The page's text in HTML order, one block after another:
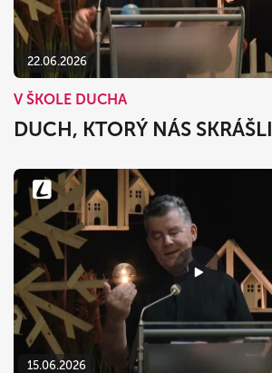
22.06.2026
V ŠKOLE DUCHA
DUCH, KTORÝ NÁS SKRÁŠLI
15.06.2026